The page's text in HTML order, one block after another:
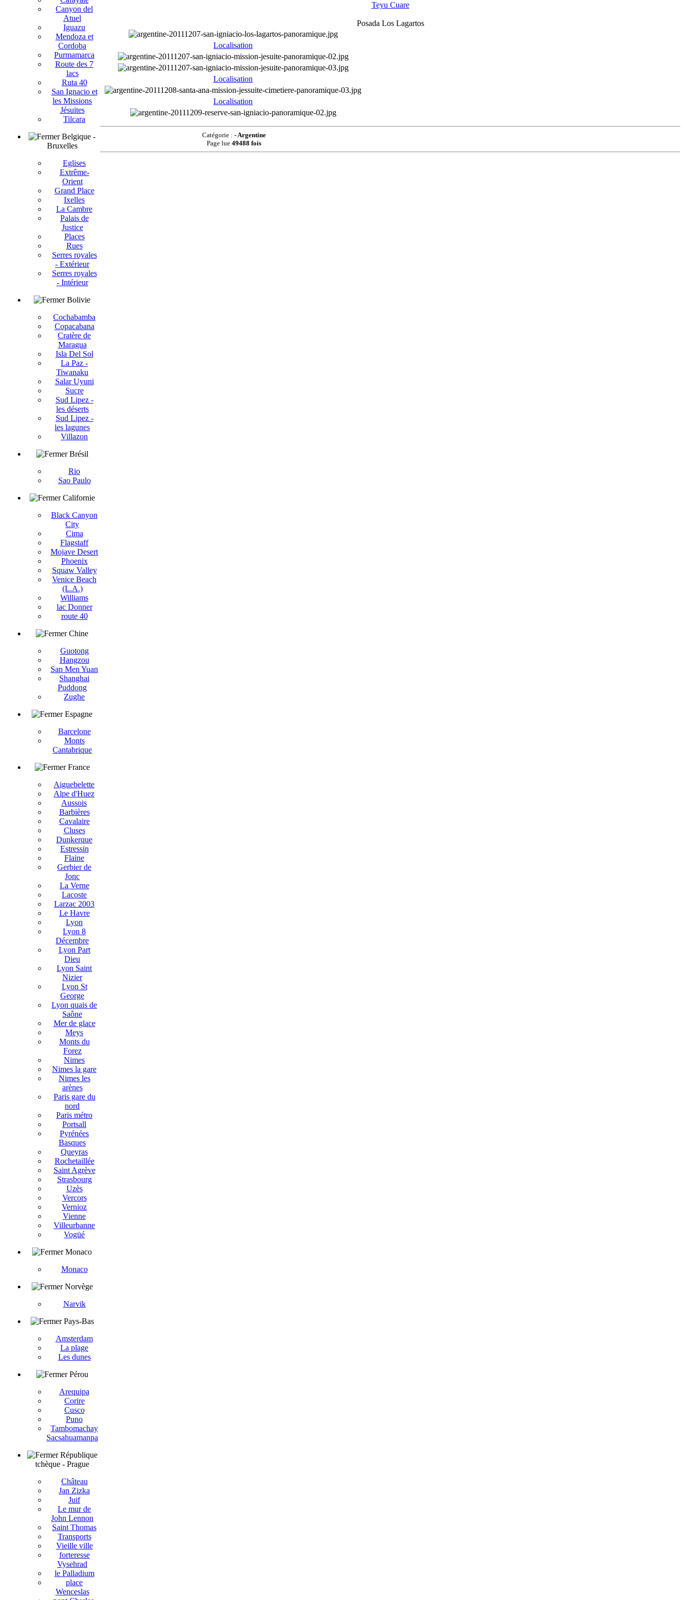
Canyon del
Atuel
Iguazu
Mendoza et
Cordoba
Purmamarca
Route des 7
lacs
Ruta 40
San Ignacio et
les Missions
Jésuites
Tilcara
Belgique -
Bruxelles
Eglises
Extrême-
Orient
Grand Place
Ixelles
La Cambre
Palais de
Justice
Places
Rues
Serres royales
- Extérieur
Serres royales
- Intérieur
Bolivie
Cochabamba
Copacabana
Cratère de
Maragua
Isla Del Sol
La Paz -
Tiwanaku
Salar Uyuni
Sucre
Sud Lipez -
les déserts
Sud Lipez -
les lagunes
Villazon
Brésil
Rio
Sao Paulo
Californie
Black Canyon
City
Cima
Flagstaff
Mojave Desert
Phoenix
Squaw Valley
Venice Beach
(L.A.)
Williams
lac Donner
route 40
Chine
Guotong
Hangzou
San Men Yuan
Shanghai
Puddong
Zughe
Espagne
Barcelone
Monts
Cantabrique
France
Aiguebelette
Alpe d'Huez
Aussois
Barbières
Cavalaire
Cluses
Dunkerque
Estressin
Flaine
Gerbier de
Jonc
La Verne
Lacoste
Larzac 2003
Le Havre
Lyon
Lyon 8
Décembre
Lyon Part
Dieu
Lyon Saint
Nizier
Lyon St
George
Lyon quais de
Saône
Mer de glace
Meys
Monts du
Forez
Nimes
Nimes la gare
Nimes les
arènes
Paris gare du
nord
Paris métro
Portsall
Pyrénées
Basques
Queyras
Rochetaillée
Saint Agrève
Strasbourg
Uzès
Vercors
Vernioz
Vienne
Villeurbanne
Vogüé
Monaco
Monaco
Norvège
Narvik
Pays-Bas
Amsterdam
La plage
Les dunes
Pérou
Arequipa
Corire
Cusco
Puno
Tambomachay
Sacsahuamanpa
République
tchèque - Prague
Château
Jan Zizka
Juif
Le mur de
John Lennon
Saint Thomas
Transports
Vieille ville
forteresse
Vysehrad
le Palladium
place
Wenceslas
Teyu Cuare
Posada Los Lagartos
Localisation
Localisation
Localisation
Catégorie : - Argentine
Page lue 49488 fois